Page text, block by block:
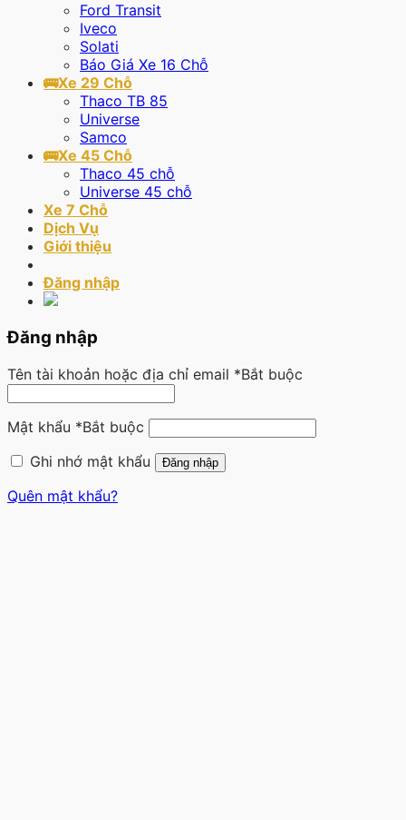
Ford Transit
Iveco
Solati
Báo Giá Xe 16 Chỗ
🚌Xe 29 Chỗ
Thaco TB 85
Universe
Samco
🚌Xe 45 Chỗ
Thaco 45 chỗ
Universe 45 chỗ
Xe 7 Chỗ
Dịch Vụ
Giới thiệu
Đăng nhập
Đăng nhập
Tên tài khoản hoặc địa chỉ email *Bắt buộc
Mật khẩu *Bắt buộc
Ghi nhớ mật khẩu
Đăng nhập
Quên mật khẩu?